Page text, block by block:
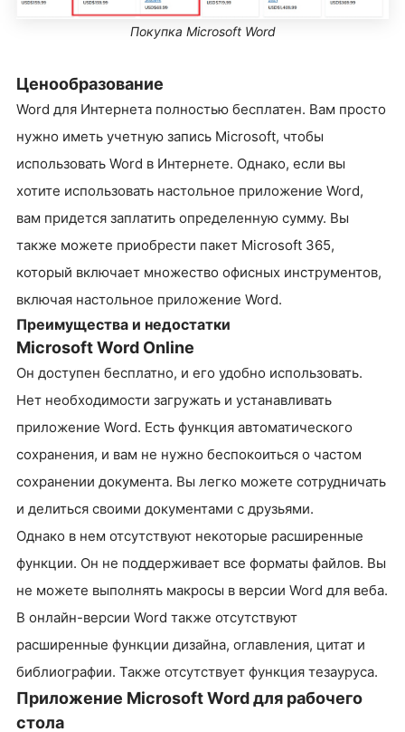
Покупка Microsoft Word
Ценообразование
Word для Интернета полностью бесплатен. Вам просто
нужно иметь учетную запись Microsoft, чтобы
использовать Word в Интернете. Однако, если вы
хотите использовать настольное приложение Word,
вам придется заплатить определенную сумму. Вы
также можете приобрести пакет Microsoft 365,
который включает множество офисных инструментов,
включая настольное приложение Word.
Преимущества и недостатки
Microsoft Word Online
Он доступен бесплатно, и его удобно использовать.
Нет необходимости загружать и устанавливать
приложение Word. Есть функция автоматического
сохранения, и вам не нужно беспокоиться о частом
сохранении документа. Вы легко можете сотрудничать
и делиться своими документами с друзьями.
Однако в нем отсутствуют некоторые расширенные
функции. Он не поддерживает все форматы файлов. Вы
не можете выполнять макросы в версии Word для веба.
В онлайн-версии Word также отсутствуют
расширенные функции дизайна, оглавления, цитат и
библиографии. Также отсутствует функция тезауруса.
Приложение Microsoft Word для рабочего
стола